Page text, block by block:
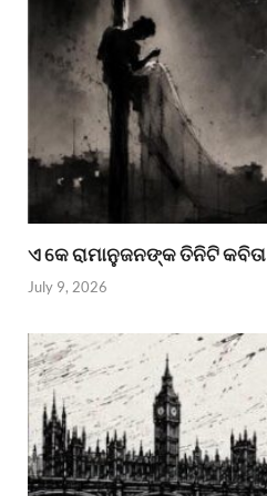
ଏ କେ ରାମାନୁଜନଙ୍କ ତିନିଟି କବିତା
July 9, 2026